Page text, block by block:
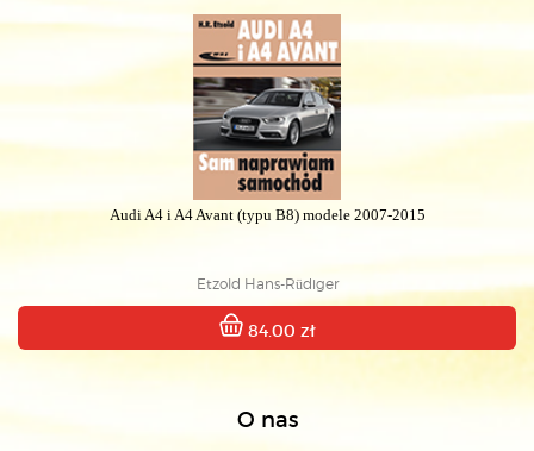
Audi A4 i A4 Avant (typu B8) modele 2007-2015
Etzold Hans-Rüdiger
84.00 zł
O nas